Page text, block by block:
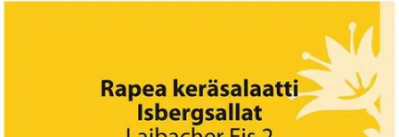
Ilmainen toimitus yli 100 €:n tilauksille
Etu ei koske Suuri‑lisäpalvelulla toimitettavia tuotteita.